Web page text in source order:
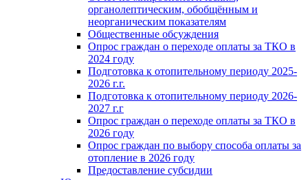
органолептическим, обобщённым и
неорганическим показателям
Общественные обсуждения
Опрос граждан о переходе оплаты за ТКО в
2024 году
Подготовка к отопительному периоду 2025-
2026 г.г.
Подготовка к отопительному периоду 2026-
2027 г.г
Опрос граждан о переходе оплаты за ТКО в
2026 году
Опрос граждан по выбору способа оплаты за
отопление в 2026 году
Предоставление субсидии